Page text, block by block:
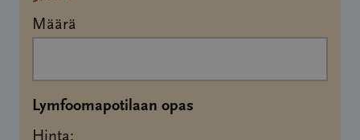
Määrä
Lymfoomapotilaan opas
Hinta: